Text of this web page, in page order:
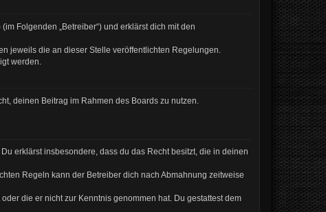
Folgenden „Betreiber“) und erklärst dich mit den
jeweils die an dieser Stelle veröffentlichten Regelungen.
werden.
deinen Beitrag im Rahmen des Boards zu nutzen.
erklärst insbesondere, dass du das Recht besitzt, die in deinen
Regeln kann der Betreiber dich nach Abmahnung zeitweise
die er nicht zur Kenntnis genommen hat. Du gestattest dem